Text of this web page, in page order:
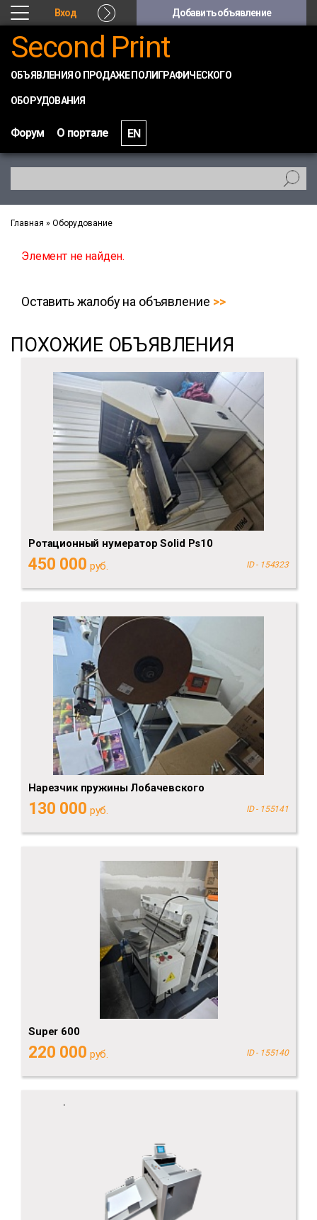
Вход Добавить объявление
Second Print
ОБЪЯВЛЕНИЯ О ПРОДАЖЕ ПОЛИГРАФИЧЕСКОГО
ОБОРУДОВАНИЯ
Форум О портале EN
Главная » Оборудование
Элемент не найден.
Оставить жалобу на объявление
ПОХОЖИЕ ОБЪЯВЛЕНИЯ
Ротационный нумератор Solid Ps10
450 000 руб. ID - 154323
Нарезчик пружины Лобачевского
130 000 руб. ID - 155141
Super 600
220 000 руб. ID - 155140